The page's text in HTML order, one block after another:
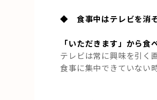
◆ 食事中はテレビを消
「いただきます」から
テレビは常に興味を引く
食事に集中できていない